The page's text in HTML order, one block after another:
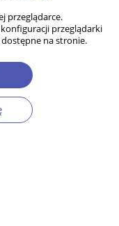
przeglądarce.
przeglądarki
na stronie.
r.) - oprac.